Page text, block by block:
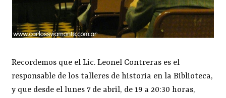
Recordemos que el Lic. Leonel Contreras es el
responsable de los talleres de historia en la Biblioteca,
y que desde el lunes 7 de abril, de 19 a 20:30 horas,